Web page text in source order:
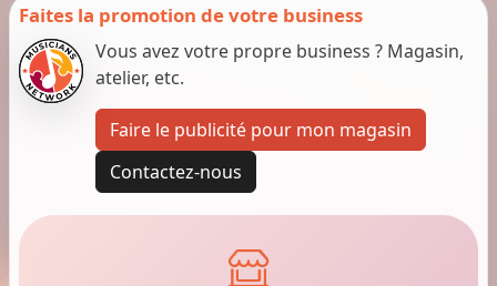
Faites la promotion de votre business
Vous avez votre propre business ? Magasin,
atelier, etc.
Faire le publicité pour mon magasin
Contactez-nous